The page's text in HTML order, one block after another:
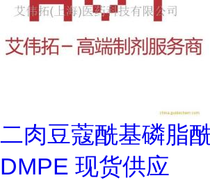
二肉豆蔻酰基磷脂
DMPE 现货供应